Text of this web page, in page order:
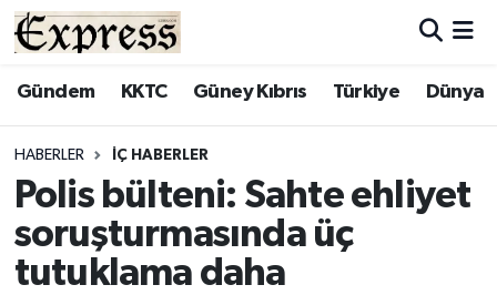
Gündem KKTC Güney Kıbrıs Türkiye Dünya
HABERLER İÇ HABERLER
Polis bülteni: Sahte ehliyet
soruşturmasında üç
tutuklama daha
ALAYKÖY
BİLİM
ÇATALKÖY
Hava Durumu
Süper Lig Puan Durumu ve Fikstür
Tüm Manşetler